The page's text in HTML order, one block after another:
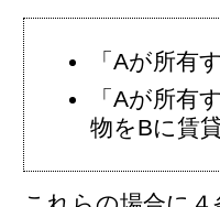
「Aが所有
「Aが所有
物をBに賃